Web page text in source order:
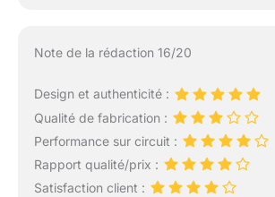
Note de la rédaction 16/20
Design et authenticité :
Qualité de fabrication :
Performance sur circuit :
Rapport qualité/prix :
Satisfaction client :